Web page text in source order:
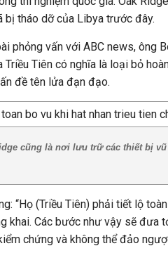
bị tháo dỡ của Libya trước đây.
phỏng vấn với ABC news, ông
Triều Tiên có nghĩa là loại bỏ
đề tên lửa đạn đạo.
cũng là nơi lưu trữ các thiết bị
“Họ (Triều Tiên) phải tiết lộ
khai. Các bước như vậy sẽ đưa
chứng và không thể đảo